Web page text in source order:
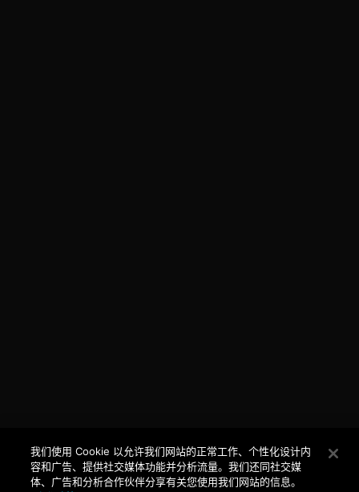
我们使用 Cookie 以允许我们网站的正常工作、个性化设计内
容和广告、提供社交媒体功能并分析流量。我们还同社交媒
体、广告和分析合作伙伴分享有关您使用我们网站的信息。